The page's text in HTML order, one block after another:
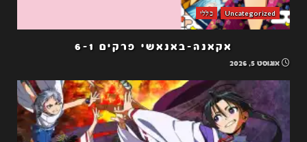
Uncategorized כללי
אקאנה-באנאשי פרקים 6-1
אוגוסט 5, 2026